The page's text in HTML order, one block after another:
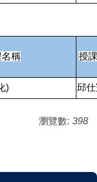
稱
授
) 邱
瀏覽數: 398